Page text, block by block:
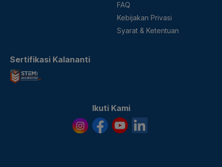
FAQ
Kebijakan Privasi
Syarat & Ketentuan
Sertifikasi Kalananti
Ikuti Kami